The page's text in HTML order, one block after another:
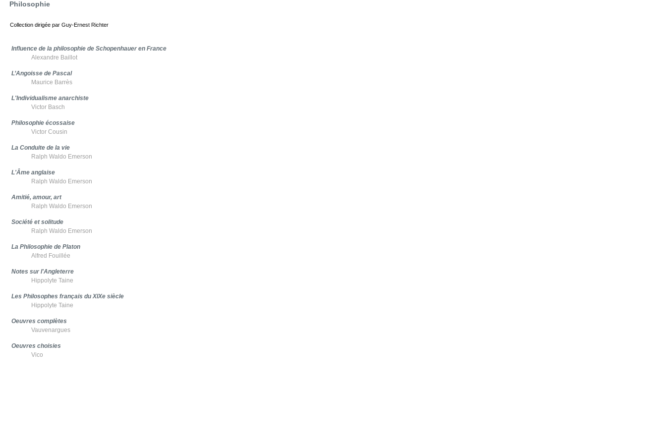
Philosophie
Collection dirigée par Guy-Ernest Richter
Influence de la philosophie de Schopenhauer en France
Alexandre Baillot
L’Angoisse de Pascal
Maurice Barrès
L'Individualisme anarchiste
Victor Basch
Philosophie écossaise
Victor Cousin
La Conduite de la vie
Ralph Waldo Emerson
L'Âme anglaise
Ralph Waldo Emerson
Amitié, amour, art
Ralph Waldo Emerson
Société et solitude
Ralph Waldo Emerson
La Philosophie de Platon
Alfred Fouillée
Notes sur l'Angleterre
Hippolyte Taine
Les Philosophes français du XIXe siècle
Hippolyte Taine
Oeuvres complètes
Vauvenargues
Oeuvres choisies
Vico